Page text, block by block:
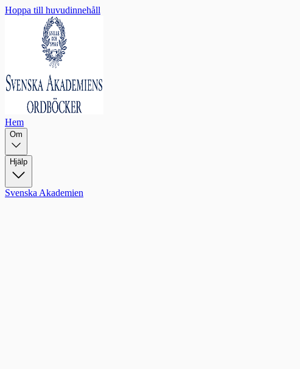
Hoppa till huvudinnehåll
Hem
Om
Hjälp
Svenska Akademien